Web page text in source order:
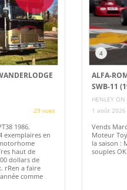
29 vues
1986.
exemplaires en
haut de
dollars de
rRen a faire
comme
4
ALFA-
SWB-11
HENLEY ON
1 août 2026
Vends
Moteur
la saison :
souples